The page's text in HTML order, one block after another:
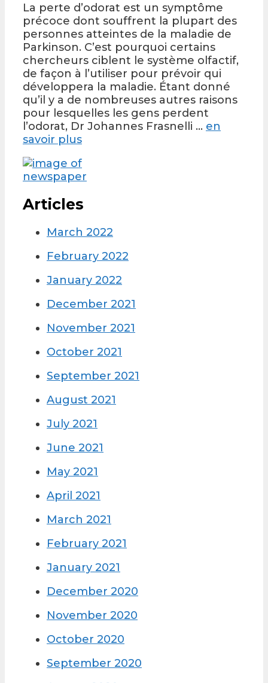
La perte d’odorat est un symptôme
précoce dont souffrent la plupart des
personnes atteintes de la maladie de
Parkinson. C’est pourquoi certains
chercheurs ciblent le système olfactif,
de façon à l’utiliser pour prévoir qui
développera la maladie. Étant donné
qu’il y a de nombreuses autres raisons
pour lesquelles les gens perdent
l’odorat, Dr Johannes Frasnelli … en
savoir plus
Articles
March 2022
February 2022
January 2022
December 2021
November 2021
October 2021
September 2021
August 2021
July 2021
June 2021
May 2021
April 2021
March 2021
February 2021
January 2021
December 2020
November 2020
October 2020
September 2020